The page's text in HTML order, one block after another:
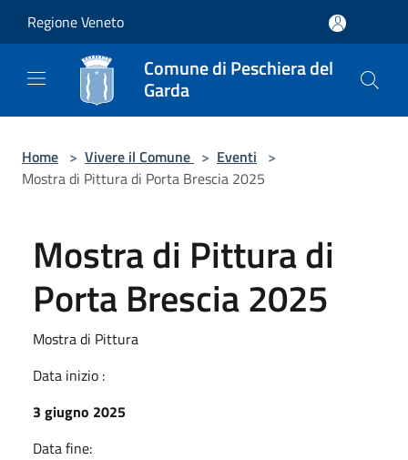
Regione Veneto
Comune di Peschiera del
Garda
Home > Vivere il Comune > Eventi >
Mostra di Pittura di Porta Brescia 2025
Mostra di Pittura di
Porta Brescia 2025
Mostra di Pittura
Data inizio :
3 giugno 2025
Data fine: